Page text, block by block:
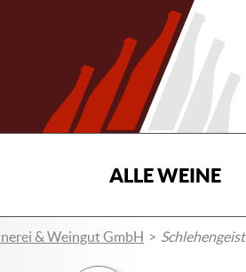
ALLE WEINE
& Weingut GmbH Schlehengeist